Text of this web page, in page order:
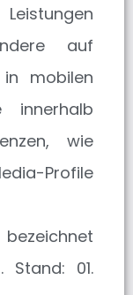
auf
in mobilen
innerhalb
wie
Profile
Stand: 01.